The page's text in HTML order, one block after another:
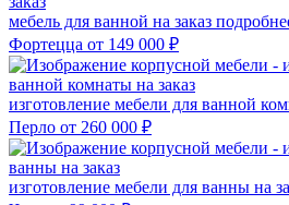
мебель для ванной на заказ
Фортецца от 149 000 ₽
изготовление мебели для ванной
Перло от 260 000 ₽
изготовление мебели для ванны на